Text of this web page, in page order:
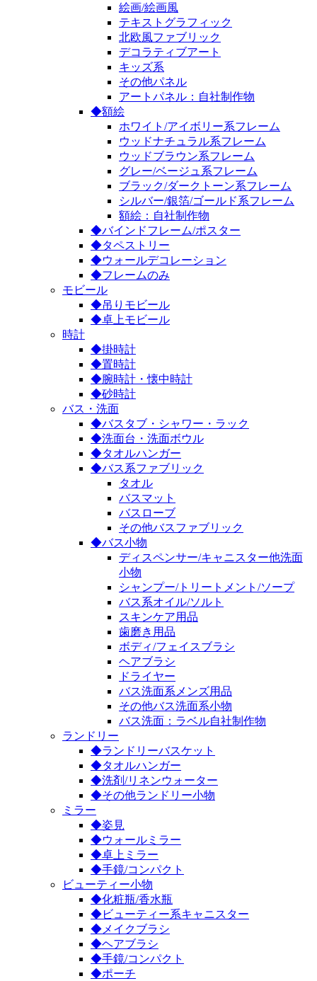
絵画/絵画風
テキストグラフィック
北欧風ファブリック
デコラティブアート
キッズ系
その他パネル
アートパネル：自社制作物
◆額絵
ホワイト/アイボリー系フレーム
ウッドナチュラル系フレーム
ウッドブラウン系フレーム
グレー/ベージュ系フレーム
ブラック/ダークトーン系フレーム
シルバー/銀箔/ゴールド系フレーム
額絵：自社制作物
◆バインドフレーム/ポスター
◆タペストリー
◆ウォールデコレーション
◆フレームのみ
モビール
◆吊りモビール
◆卓上モビール
時計
◆掛時計
◆置時計
◆腕時計・懐中時計
◆砂時計
バス・洗面
◆バスタブ・シャワー・ラック
◆洗面台・洗面ボウル
◆タオルハンガー
◆バス系ファブリック
タオル
バスマット
バスローブ
その他バスファブリック
◆バス小物
ディスペンサー/キャニスター他洗面
小物
シャンプー/トリートメント/ソープ
バス系オイル/ソルト
スキンケア用品
歯磨き用品
ボディ/フェイスブラシ
ヘアブラシ
ドライヤー
バス洗面系メンズ用品
その他バス洗面系小物
バス洗面：ラベル自社制作物
ランドリー
◆ランドリーバスケット
◆タオルハンガー
◆洗剤/リネンウォーター
◆その他ランドリー小物
ミラー
◆姿見
◆ウォールミラー
◆卓上ミラー
◆手鏡/コンパクト
ビューティー小物
◆化粧瓶/香水瓶
◆ビューティー系キャニスター
◆メイクブラシ
◆ヘアブラシ
◆手鏡/コンパクト
◆ポーチ